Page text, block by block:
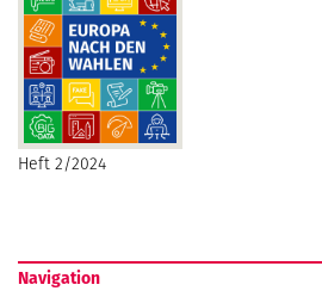
Heft 2/2024
Navigation